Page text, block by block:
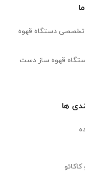
تخصصی دستگاه قهوه
قهوه ساز دست
ها